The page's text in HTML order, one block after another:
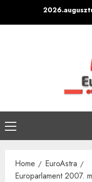
Primary
Menu
Home
EuroAstra
Europarlament 2007.